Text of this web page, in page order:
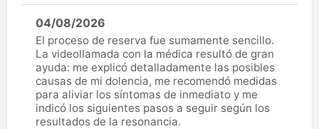
04/08/2026
El proceso de reserva fue sumamente sencillo.
La videollamada con la médica resultó de gran
ayuda: me explicó detalladamente las posibles
causas de mi dolencia, me recomendó medidas
para aliviar los síntomas de inmediato y me
indicó los siguientes pasos a seguir según los
resultados de la resonancia.